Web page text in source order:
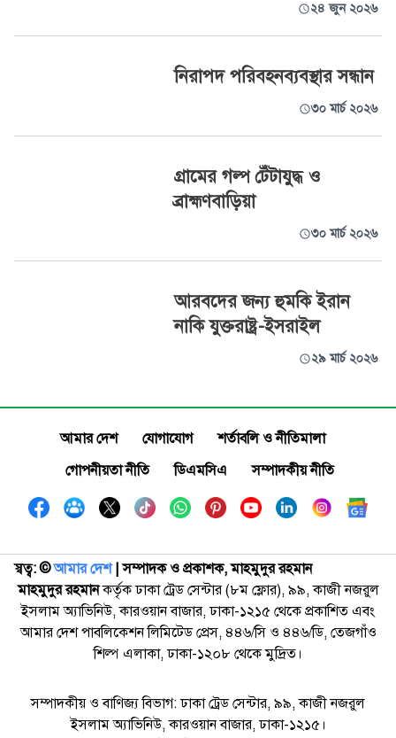
২৪ জুন ২০২৬
নিরাপদ পরিবহনব্যবস্থার সন্ধান
৩০ মার্চ ২০২৬
গ্রামের গল্প টেঁটাযুদ্ধ ও
ব্রাহ্মণবাড়িয়া
৩০ মার্চ ২০২৬
আরবদের জন্য হুমকি ইরান
নাকি যুক্তরাষ্ট্র-ইসরাইল
২৯ মার্চ ২০২৬
আমার দেশ যোগাযোগ
শর্তাবলি ও নীতিমালা
গোপনীয়তা নীতি
ডিএমসিএ সম্পাদকীয় নীতি
স্বত্ব: ©️আমার দেশ| সম্পাদক ও প্রকাশক, মাহমুদুর রহমান
মাহমুদুর রহমানকর্তৃক ঢাকা ট্রেড সেন্টার (৮ম ফ্লোর), ৯৯, কাজী নজরুল
ইসলাম অ্যাভিনিউ, কারওয়ান বাজার, ঢাকা-১২১৫ থেকে প্রকাশিত এবং
আমার দেশ পাবলিকেশন লিমিটেড প্রেস, ৪৪৬/সি ও ৪৪৬/ডি, তেজগাঁও
শিল্প এলাকা, ঢাকা-১২০৮ থেকে মুদ্রিত।
সম্পাদকীয় ও বাণিজ্য বিভাগ: ঢাকা ট্রেড সেন্টার, ৯৯, কাজী নজরুল
ইসলাম অ্যাভিনিউ, কারওয়ান বাজার, ঢাকা-১২১৫।